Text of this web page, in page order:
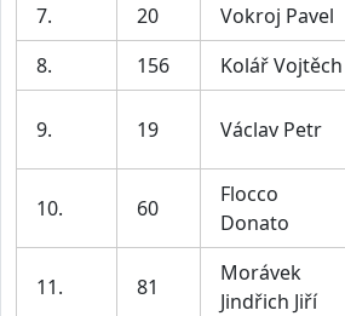
7. 20 Vokroj Pavel
8.
156 Kolář Vojtěch
9. 19 Václav Petr
10. 60
Flocco
Donato
11. 81
Morávek
Jindřich Jiří